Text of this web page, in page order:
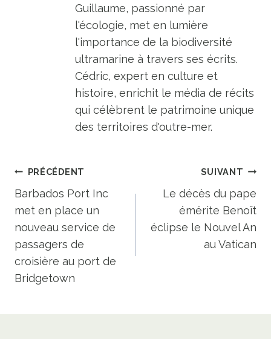
Guillaume, passionné par
l'écologie, met en lumière
l'importance de la biodiversité
ultramarine à travers ses écrits.
Cédric, expert en culture et
histoire, enrichit le média de récits
qui célèbrent le patrimoine unique
des territoires d'outre-mer.
Navigation
de
l’article
PRÉCÉDENT
Barbados Port Inc
met en place un
nouveau service de
passagers de
croisière au port de
Bridgetown
SUIVANT
Le décès du pape
émérite Benoît
éclipse le Nouvel An
au Vatican